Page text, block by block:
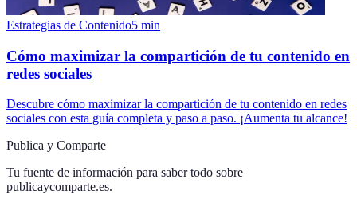
Estrategias de Contenido5 min
Cómo maximizar la compartición de tu contenido en
redes sociales
Descubre cómo maximizar la compartición de tu contenido en redes
sociales con esta guía completa y paso a paso. ¡Aumenta tu alcance!
Publica y Comparte
Tu fuente de información para saber todo sobre
publicaycomparte.es.